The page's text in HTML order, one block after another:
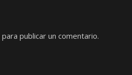
para publicar un comentario.